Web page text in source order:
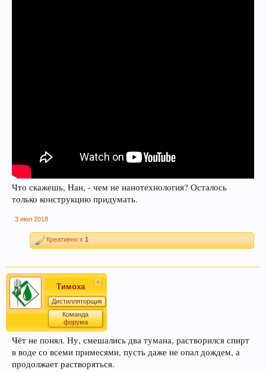
Что скажешь, Нан, - чем не нанотехнология? Осталось
только конструкцию придумать.
3 июл 2018
Креативно x 1
Тимоха
Дистилляторщик
Команда
форума
Чёт не понял. Ну, смешались два тумана, растворился спирт
в воде со всеми примесями, пусть даже не опал дождем, а
продолжает растворяться.